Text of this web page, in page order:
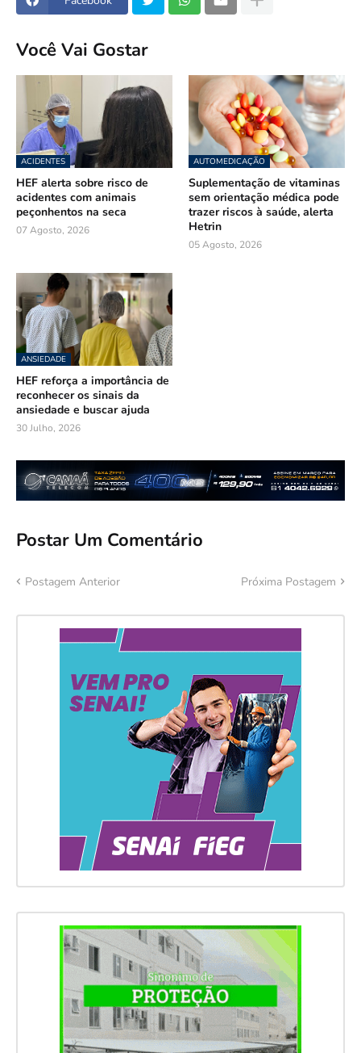
Você Vai Gostar
ACIDENTES
HEF alerta sobre risco de
acidentes com animais
peçonhentos na seca
07 Agosto, 2026
AUTOMEDICAÇÃO
Suplementação de vitaminas
sem orientação médica pode
trazer riscos à saúde, alerta
Hetrin
05 Agosto, 2026
ANSIEDADE
HEF reforça a importância de
reconhecer os sinais da
ansiedade e buscar ajuda
30 Julho, 2026
Postar Um Comentário
Postagem Anterior Próxima Postagem